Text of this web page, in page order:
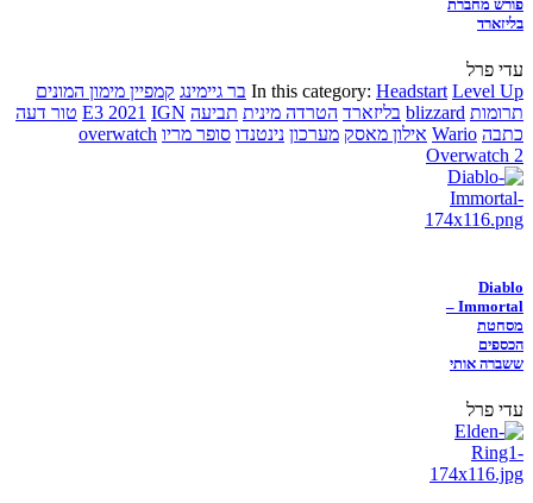
פורש מחברת
בליזארד
עדי פרל
In this category: Headstart Level Up בר גיימינג קמפיין מימון המונים
תרומות blizzard בליזארד הטרדה מינית תביעה E3 2021 IGN
טור דעה
כתבה Wario אילון מאסק מערכון נינטנדו סופר מריו overwatch
Overwatch 2
Diablo
Immortal –
מסחטת
הכספים
ששברה אותי
עדי פרל